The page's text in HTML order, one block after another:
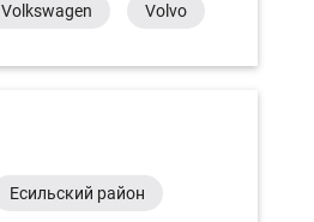
Volkswagen Volvo
Есильский район